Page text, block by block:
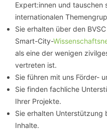
Expert:innen und tauschen
internationalen
Sie erhalten über den
Smart-City-
als eine der wenigen
vertreten ist.
Sie führen mit uns Förder-
Sie finden fachliche
Ihrer Projekte.
Sie erhalten Unterstützung
Inhalte.